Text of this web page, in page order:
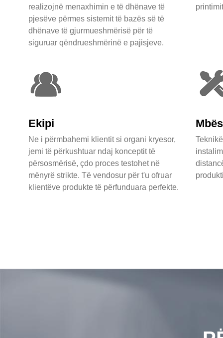
realizojnë menaxhimin e të dhënave të
pjesëve përmes sistemit të bazës së të
dhënave të gjurmueshmërisë për të
siguruar qëndrueshmërinë e pajisjeve.
Ekipi
Ne i përmbahemi klientit si organi kryesor,
jemi të përkushtuar ndaj konceptit të
përsosmërisë, çdo proces testohet në
mënyrë strikte. Të vendosur për t'u ofruar
klientëve produkte të përfunduara perfekte.